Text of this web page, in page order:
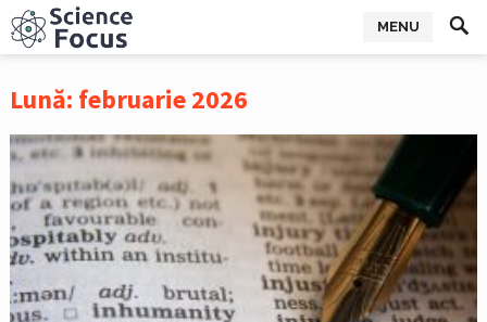
MENU
Lună: februarie 2026